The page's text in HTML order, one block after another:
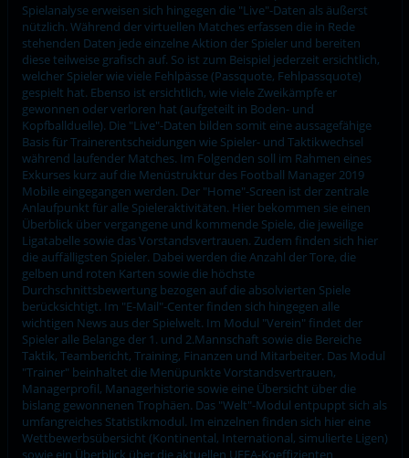
Spielanalyse erweisen sich hingegen die "Live"-Daten als äußerst
nützlich. Während der virtuellen Matches erfassen die in Rede
stehenden Daten jede einzelne Aktion der Spieler und bereiten
diese teilweise grafisch auf. So ist zum Beispiel jederzeit ersichtlich,
welcher Spieler wie viele Fehlpässe (Passquote, Fehlpassquote)
gespielt hat. Ebenso ist ersichtlich, wie viele Zweikämpfe er
gewonnen oder verloren hat (aufgeteilt in Boden- und
Kopfballduelle). Die "Live"-Daten bilden somit eine aussagefähige
Basis für Trainerentscheidungen wie Spieler- und Taktikwechsel
während laufender Matches. Im Folgenden soll im Rahmen eines
Exkurses kurz auf die Menüstruktur des Football Manager 2019
Mobile eingegangen werden. Der "Home"-Screen ist der zentrale
Anlaufpunkt für alle Spieleraktivitäten. Hier bekommen sie einen
Überblick über vergangene und kommende Spiele, die jeweilige
Ligatabelle sowie das Vorstandsvertrauen. Zudem finden sich hier
die auffälligsten Spieler. Dabei werden die Anzahl der Tore, die
gelben und roten Karten sowie die höchste
Durchschnittsbewertung bezogen auf die absolvierten Spiele
berücksichtigt. Im "E-Mail"-Center finden sich hingegen alle
wichtigen News aus der Spielwelt. Im Modul "Verein" findet der
Spieler alle Belange der 1. und 2.Mannschaft sowie die Bereiche
Taktik, Teambericht, Training, Finanzen und Mitarbeiter. Das Modul
"Trainer" beinhaltet die Menüpunkte Vorstandsvertrauen,
Managerprofil, Managerhistorie sowie eine Übersicht über die
bislang gewonnenen Trophäen. Das "Welt"-Modul entpuppt sich als
umfangreiches Statistikmodul. Im einzelnen finden sich hier eine
Wettbewerbsübersicht (Kontinental, International, simulierte Ligen)
sowie ein Überblick über die aktuellen UEFA-Koeffizienten